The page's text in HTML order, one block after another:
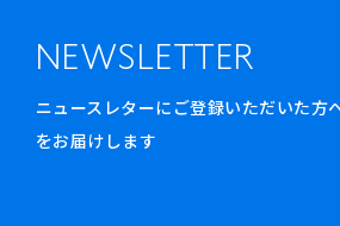
NEWSLETTER
ニュースレターにご登録いただいた方
をお届けします